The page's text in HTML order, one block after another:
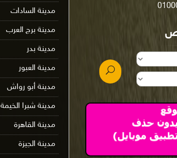
مدينة السادات
مدينة برج العرب
مدينة بدر
مدينة العبور
مدينة أبو رواش
مدينة شبرا الخيمة
مدينة القاهرة
مدينة الجيزة